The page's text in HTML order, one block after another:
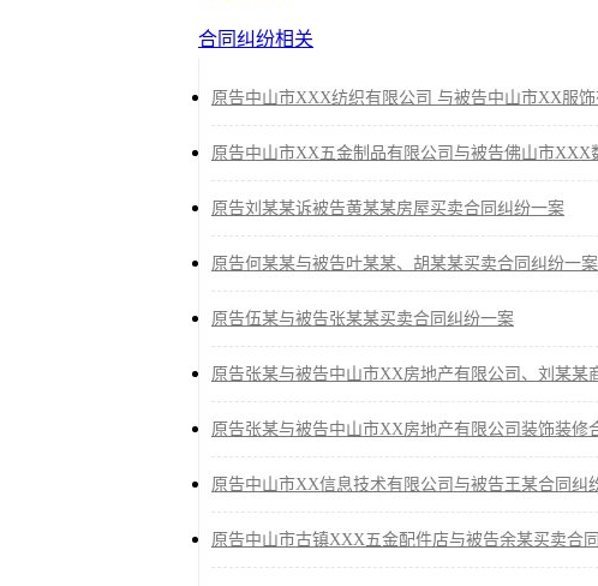
合同纠纷相关
原告中山市XXX纺织有限公司 与被告中山市XX服
原告中山市XX五金制品有限公司与被告佛山市
原告刘某某诉被告黄某某房屋买卖合同纠纷一案
原告何某某与被告叶某某、胡某某买卖合同纠纷一案
原告伍某与被告张某某买卖合同纠纷一案
原告张某与被告中山市XX房地产有限公司、刘某某
原告张某与被告中山市XX房地产有限公司装饰装修
原告中山市XX信息技术有限公司与被告王某合同纠
原告中山市古镇XXX五金配件店与被告余某买卖合